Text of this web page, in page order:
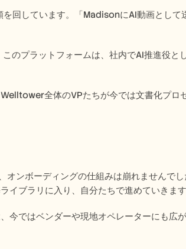
回しています。「MadisonにAI動画とし
のプラットフォームは、社内でAI推進役と
全体のVPたちが今では文書化プロ
オンボーディングの仕組みは崩れませんで
イブラリに入り、自分たちで進めていきます
今ではベンダーや現地オペレーターにも広